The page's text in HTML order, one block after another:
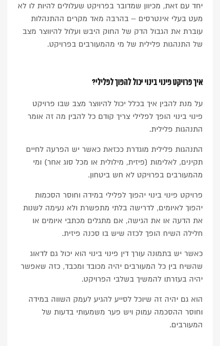
יחד עם זאת, מכיוון שמדובר בפרויקט שעלולים להיות לו לא
מעט בעלי אינטרסים – בהרבה מאד מקרים ההתנהלות
עוברת את הגבול הדק של החוק היבש ועלול להיווצר מצב
של התנהגות פלילית של מי מהמעורבים בפרויקט.
איך פרויקט פינוי בינוי יכול להפוך לפלילי?
על מנת להבין איך בכלל יכול להיווצר מצב שבו פרויקט
פינוי בינוי הופך לפלילי צריך קודם כל להבין מה זה אומר
התנהגות פלילית.
התנהגות פלילית מוגדרת ככזאת כאשר יש הפרעה לחיים
תקינים, לאלימות (פיזית, מילולית או מכל סוג אחר) ומי
מהמעורבים בפרויקט לא חש ביטחון.
פרויקט פינוי בינוי יהפוך לפלילי במידה וחוסר הסכמות
יהפוך לאיומים, לדרישה בלתי מתפשרת ולא נעימה לשנות
את הדעה או את הגישה, אם מתגלים מכתבי איומים או
חלילה השיח הופך לכזה שיש בו סכנה פיזית.
כאשר יש בתמונה עורך דין פינוי בינוי הוא יכול גם לדאוג
שהשיח בין כל המעורבים יהיה מכובד ומכבד, כזה שאפשר
יהיה בעזרתו להמשיך בשלבי הפרויקט.
הוא גם יהיה זה שיוכל לסייע להגיע לעמק השווה במידה
וחוסר ההסכמה עמוק ויש פער משמעותי בדעות של
המעורבים.